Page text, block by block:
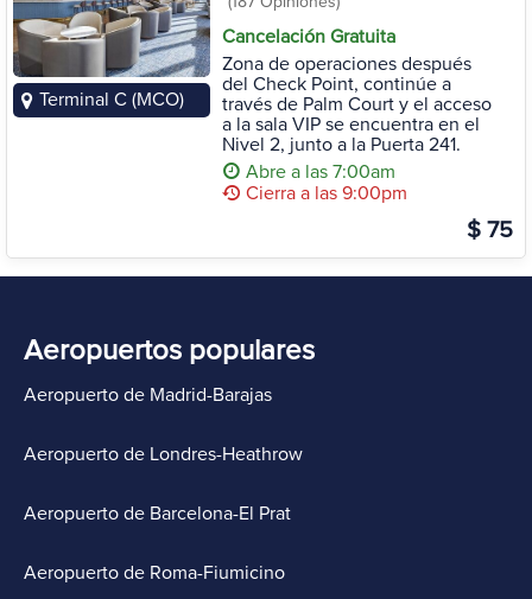
Terminal C (MCO)
Cancelación Gratuita
Zona de operaciones después
del Check Point, continúe a
través de Palm Court y el acceso
a la sala VIP se encuentra en el
Nivel 2, junto a la Puerta 241.
Abre a las 7:00am
Cierra a las 9:00pm
$ 75
Aeropuertos populares
Aeropuerto de Madrid-Barajas
Aeropuerto de Londres-Heathrow
Aeropuerto de Barcelona-El Prat
Aeropuerto de Roma-Fiumicino